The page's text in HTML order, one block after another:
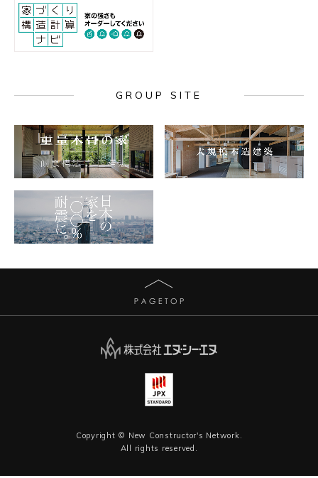
GROUP SITE
Copyright © New Constructor's Network.
All rights reserved.